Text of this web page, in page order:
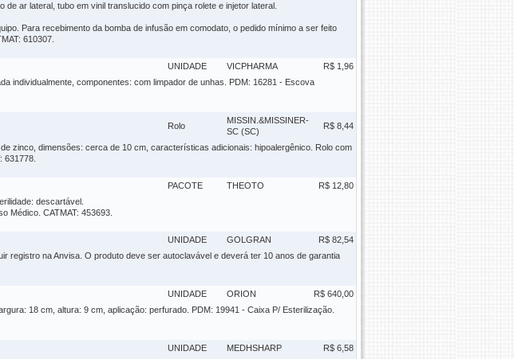
ar lateral, tubo em vinil translucido com pinça rolete e injetor lateral.
Para recebimento da bomba de infusão em comodato, o pedido mínimo a ser feito
610307.
UNIDADE VICPHARMA
R$ 1,96
individualmente, componentes: com limpador de unhas. PDM: 16281 - Escova
Rolo
MISSIN.&MISSINER-
SC (SC)
R$ 8,44
zinco, dimensões: cerca de 10 cm, características adicionais: hipoalergênico. Rolo com
631778.
PACOTE THEOTO
R$ 12,80
descartável.
Médico. CATMAT: 453693.
UNIDADE GOLGRAN
R$ 82,54
registro na Anvisa. O produto deve ser autoclavável e deverá ter 10 anos de garantia
UNIDADE ORION
R$ 640,00
18 cm, altura: 9 cm, aplicação: perfurado. PDM: 19941 - Caixa P/ Esterilização.
UNIDADE MEDHSHARP
R$ 6,58